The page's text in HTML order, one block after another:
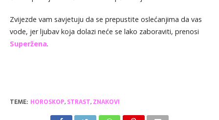
Zvijezde vam savjetuju da se prepustite oslećanjima da vas
vode, jer ljubav koja dolazi neće se lako zaboraviti, prenosi
Superžena.
TEME: HOROSKOP, STRAST, ZNAKOVI